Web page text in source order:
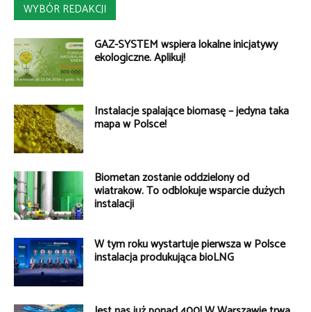
WYBÓR REDAKCJI
GAZ-SYSTEM wspiera lokalne inicjatywy
ekologiczne. Aplikuj!
Instalacje spalające biomasę – jedyna taka
mapa w Polsce!
Biometan zostanie oddzielony od
wiatraków. To odblokuje wsparcie dużych
instalacji
W tym roku wystartuje pierwsza w Polsce
instalacja produkująca bioLNG